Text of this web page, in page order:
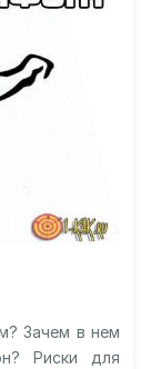
Зачем в нем
Риски для